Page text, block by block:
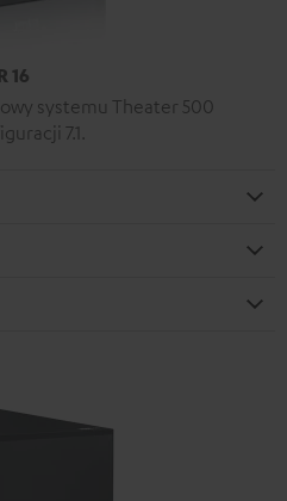
16
systemu Theater 500
7.1.